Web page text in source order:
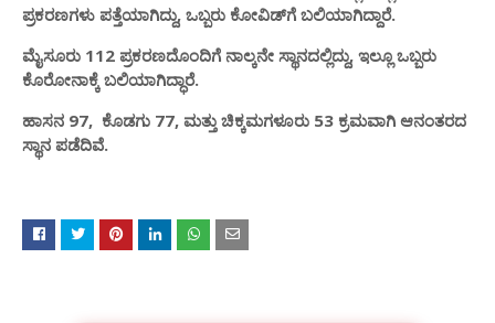
ಪ್ರಕರಣಗಳು ಪತ್ತೆಯಾಗಿದ್ದು, ಒಬ್ಬರು ಕೋವಿಡ್‌ಗೆ ಬಲಿಯಾಗಿದ್ದಾರೆ.
ಮೈಸೂರು 112 ಪ್ರಕರಣದೊಂದಿಗೆ ನಾಲ್ಕನೇ ಸ್ಥಾನದಲ್ಲಿದ್ದು, ಇಲ್ಲೂ ಒಬ್ಬರು
ಕೊರೋನಾಕ್ಕೆ ಬಲಿಯಾಗಿದ್ಧಾರೆ.
ಹಾಸನ 97, ಕೊಡಗು 77, ಮತ್ತು ಚಿಕ್ಕಮಗಳೂರು 53 ಕ್ರಮವಾಗಿ ಆನಂತರದ
ಸ್ಥಾನ ಪಡೆದಿವೆ.